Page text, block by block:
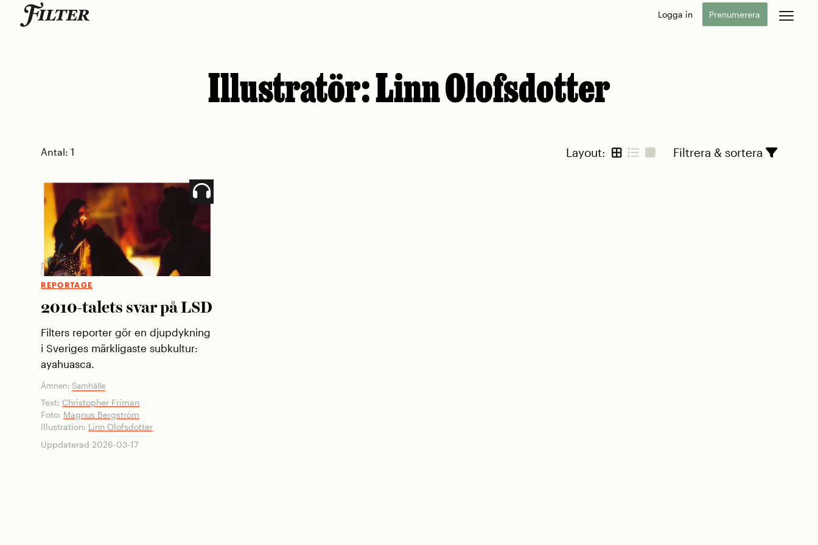
Logga in Prenumerera
Illustratör:Linn Olofsdotter
Antal:1 Layout: Filtrera & sortera
REPORTAGE
2010-talets svar på LSD
Filters reporter gör en djupdykning
i Sveriges märkligaste subkultur:
ayahuasca.
Ämnen:Samhälle
Text: Christopher Friman
Foto: Magnus Bergström
Illustration: Linn Olofsdotter
Uppdaterad 2026-03-17